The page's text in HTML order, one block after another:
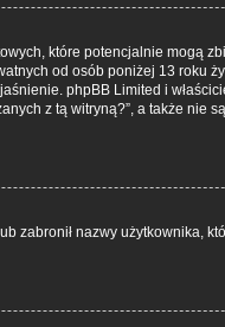
które potencjalnie mogą
od osób poniżej 13 roku
phpBB Limited i
z tą witryną?”, a także nie
zabronił nazwy użytkownika,